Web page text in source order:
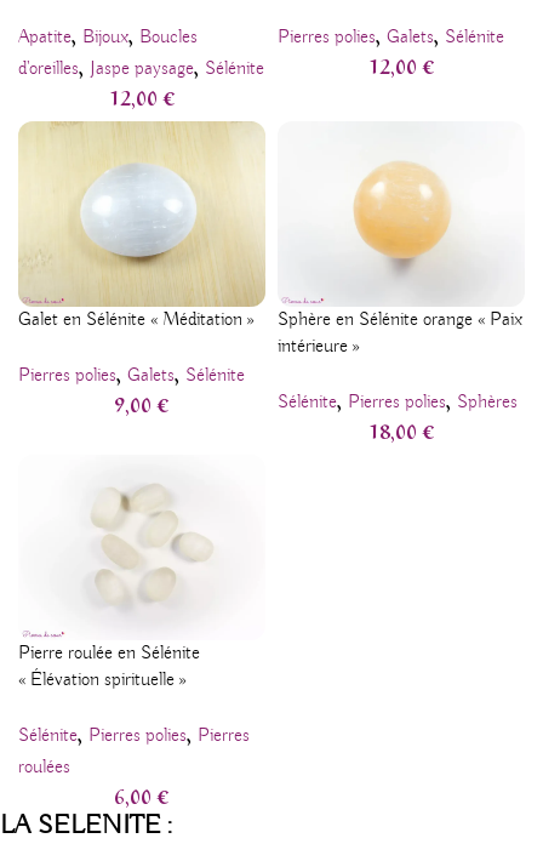
Apatite, Bijoux, Boucles
d'oreilles, Jaspe paysage, Sélénite
12,00€
Pierres polies, Galets, Sélénite
12,00€
Galet en Sélénite « Méditation »
Pierres polies, Galets, Sélénite
9,00€
Sphère en Sélénite orange « Paix
intérieure »
Sélénite, Pierres polies, Sphères
18,00€
Pierre roulée en Sélénite
« Élévation spirituelle »
Sélénite, Pierres polies, Pierres
roulées
6,00€
LA SELENITE :